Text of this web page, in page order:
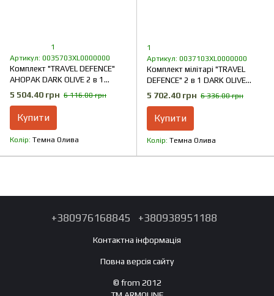
1
Артикул: 0035703XL0000000
Комплект "TRAVEL DEFENCE"
АНОРАК DARK OLIVE 2 в 1
(Таслан + Мікрофліс)
5 504.40 грн 6 116.00 грн
Купити
Колір Темна Олива
1
Артикул: 0037103XL0000000
Комплект мілітарі "TRAVEL
DEFENCE" 2 в 1 DARK OLIVE
(Таслан + Мікрофліс)
5 702.40 грн 6 336.00 грн
Купити
Колір Темна Олива
+380976168845 +380938951188
Контактна інформація
Повна версія сайту
© from 2012